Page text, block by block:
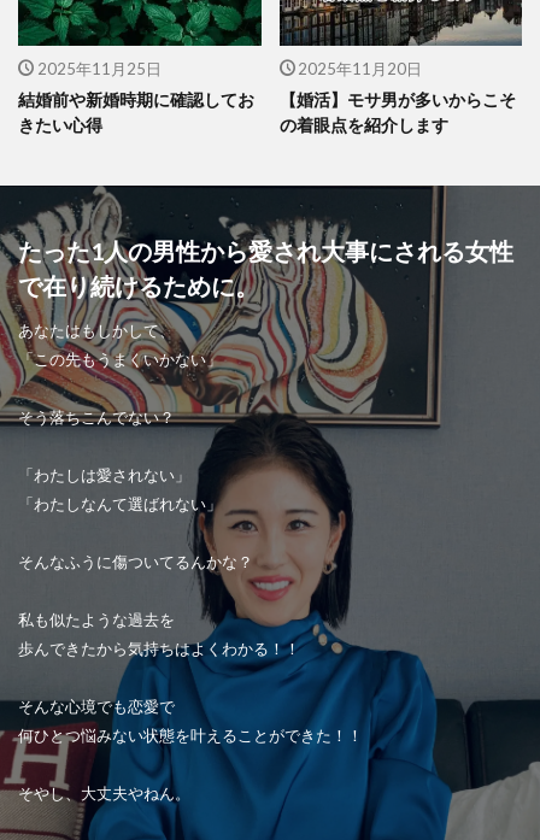
2025年11月25日
結婚前や新婚時期に確認してお
きたい心得
2025年11月20日
【婚活】モサ男が多いからこそ
の着眼点を紹介します
たった1人の男性から愛され大事にされる女性
で在り続けるために。
あなたはもしかして、
「この先もうまくいかない」
そう落ちこんでない？
「わたしは愛されない」
「わたしなんて選ばれない」
そんなふうに傷ついてるんかな？
私も似たような過去を
歩んできたから気持ちはよくわかる！！
そんな心境でも恋愛で
何ひとつ悩みない状態を叶えることができた！！
そやし、大丈夫やねん。